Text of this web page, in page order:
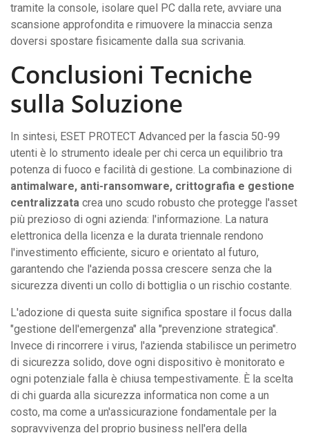
tramite la console, isolare quel PC dalla rete, avviare una
scansione approfondita e rimuovere la minaccia senza
doversi spostare fisicamente dalla sua scrivania.
Conclusioni Tecniche
sulla Soluzione
In sintesi, ESET PROTECT Advanced per la fascia 50-99
utenti è lo strumento ideale per chi cerca un equilibrio tra
potenza di fuoco e facilità di gestione. La combinazione di
antimalware, anti-ransomware, crittografia e gestione
centralizzata crea uno scudo robusto che protegge l'asset
più prezioso di ogni azienda: l'informazione. La natura
elettronica della licenza e la durata triennale rendono
l'investimento efficiente, sicuro e orientato al futuro,
garantendo che l'azienda possa crescere senza che la
sicurezza diventi un collo di bottiglia o un rischio costante.
L'adozione di questa suite significa spostare il focus dalla
"gestione dell'emergenza" alla "prevenzione strategica".
Invece di rincorrere i virus, l'azienda stabilisce un perimetro
di sicurezza solido, dove ogni dispositivo è monitorato e
ogni potenziale falla è chiusa tempestivamente. È la scelta
di chi guarda alla sicurezza informatica non come a un
costo, ma come a un'assicurazione fondamentale per la
sopravvivenza del proprio business nell'era della